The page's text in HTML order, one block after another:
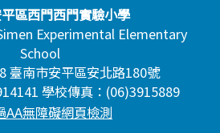
區西門西門實驗小學
Experimental Elementary
School
臺南市安平區安北路180號
學校傳真：(06)3915889